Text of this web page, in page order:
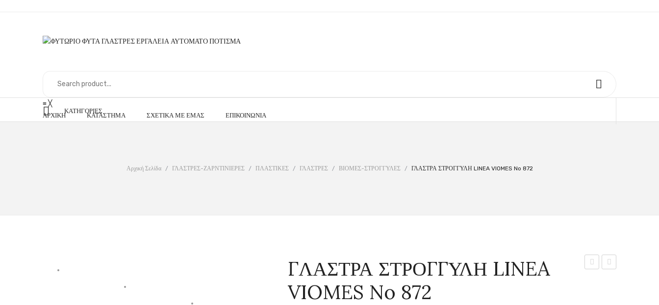
ΚΑΤΗΓΟΡΊΕΣ
≡╳
ΑΡΧΙΚΉ ΚΑΤΆΣΤΗΜΑ ΣΧΕΤΙΚΆ ΜΕ ΕΜΆΣ ΕΠΙΚΟΙΝΩΝΊΑ
Αρχική Σελίδα / ΓΛΑΣΤΡΕΣ-ΖΑΡΝΤΙΝΙΕΡΕΣ / ΠΛΑΣΤΙΚΕΣ / ΓΛΑΣΤΡΕΣ / ΒΙΟΜΕΣ-ΣΤΡΟΓΓΥΛΕΣ / ΓΛΑΣΤΡΑ ΣΤΡΟΓΓΥΛΗ LINEA VIOMES No 872
ΓΛΑΣΤΡΑ ΣΤΡΟΓΓΥΛΗ LINEA
VIOMES No 872